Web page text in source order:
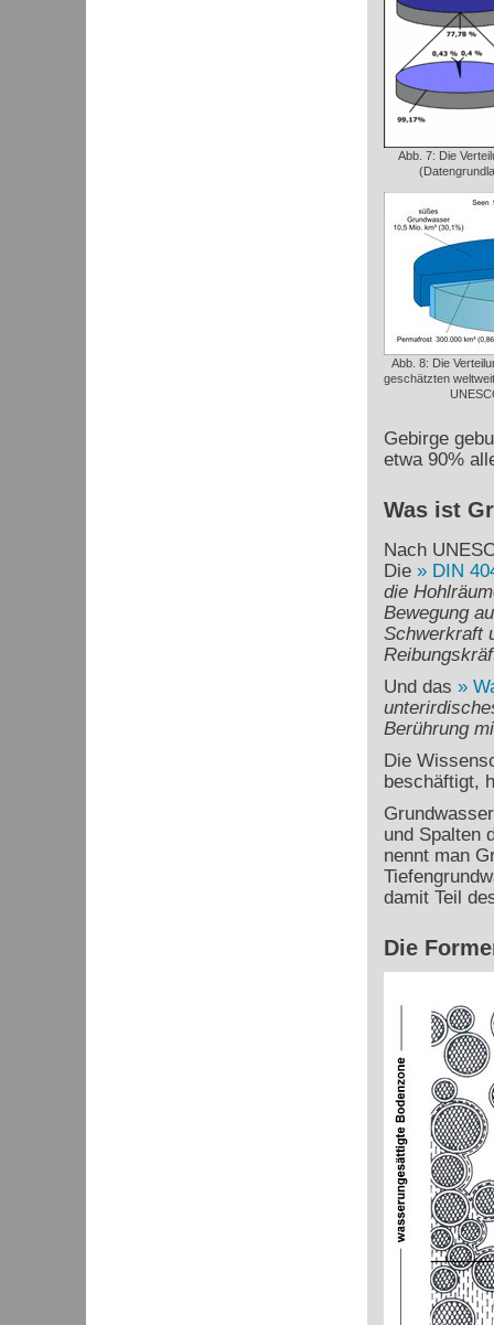
Abb. 7: Die
Abb. 8: Die
geschätzten
Gebirge
etwa 90%
Was ist
Nach
Die
DIN
die
Bewegung
Schwerkraft
Und das
Berührung
Die
beschäftigt,
und Spalten
nennt man
damit Teil
Die